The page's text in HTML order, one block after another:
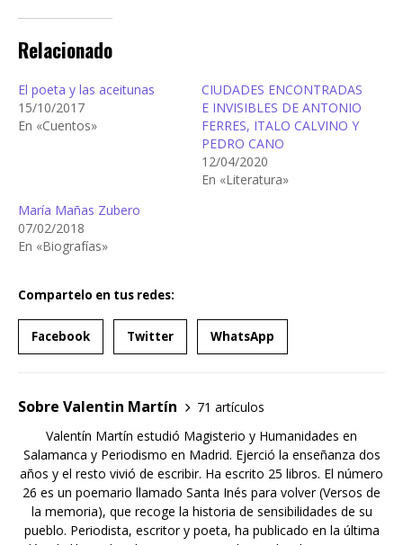
Relacionado
El poeta y las aceitunas
15/10/2017
En «Cuentos»
CIUDADES ENCONTRADAS
E INVISIBLES DE ANTONIO
FERRES, ITALO CALVINO Y
PEDRO CANO
12/04/2020
En «Literatura»
María Mañas Zubero
07/02/2018
En «Biografías»
Compartelo en tus redes:
Facebook Twitter WhatsApp
Sobre Valentin Martín
71 artículos
Valentín Martín estudió Magisterio y Humanidades en
Salamanca y Periodismo en Madrid. Ejerció la enseñanza dos
años y el resto vivió de escribir. Ha escrito 25 libros. El número
26 es un poemario llamado Santa Inés para volver (Versos de
la memoria), que recoge la historia de sensibilidades de su
pueblo. Periodista, escritor y poeta, ha publicado en la última